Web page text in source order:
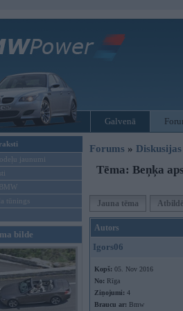
Galvenā
jaunumi
tūnings
bilde
Forums »
Tēma: Beņķa
Jauna tēma
Autors
Igors06
Kopš: 05. Nov 2016
No: Rīga
Ziņojumi: 4
Braucu ar: Bmw